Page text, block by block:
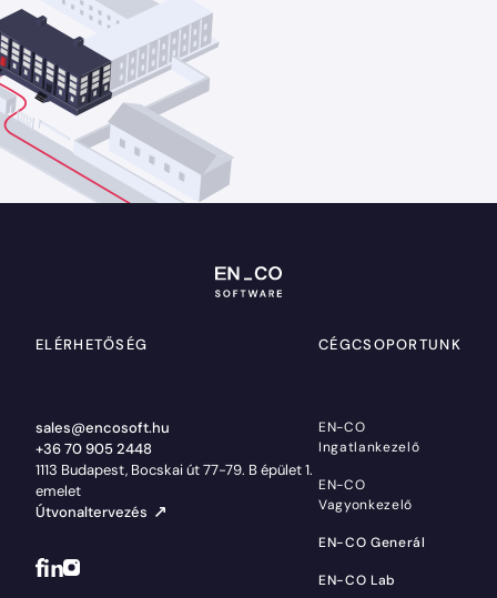
ELÉRHETŐSÉG
sales@encosoft.hu
+36 70 905 2448
1113 Budapest, Bocskai út 77-79. B épület 1.
emelet
Útvonaltervezés
CÉGCSOPORTUNK
EN-CO
Ingatlankezelő
EN-CO
Vagyonkezelő
EN-CO Generál
EN-CO Lab